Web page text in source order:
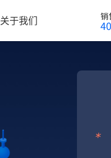
关于我们
*